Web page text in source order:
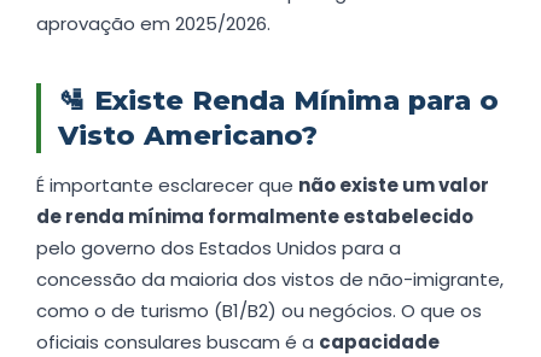
aprovação em 2025/2026.
🛂 Existe Renda Mínima para o
Visto Americano?
É importante esclarecer que não existe um valor
de renda mínima formalmente estabelecido
pelo governo dos Estados Unidos para a
concessão da maioria dos vistos de não-imigrante,
como o de turismo (B1/B2) ou negócios. O que os
oficiais consulares buscam é a capacidade